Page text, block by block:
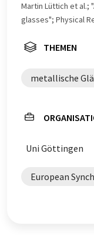
Martin Lüttich et al.;
glasses"; Physical
THEMEN
metallische
Uni Göttingen
European